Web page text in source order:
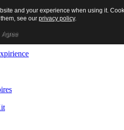
and your experience when using it.
see our privacy policy.
Agree